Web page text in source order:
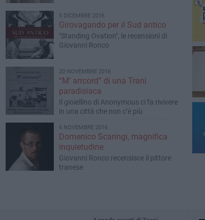
5 DICEMBRE 2016
Girovagando per il Sud antico
"Standing Ovation", le recensioni di
Giovanni Ronco
20 NOVEMBRE 2016
“M’ arrcord” di una Trani
paradisiaca
Il gioiellino di Anonymous ci fa rivivere
in una città che non c’è più
6 NOVEMBRE 2016
Domenico Scaringi, magnifica
inquietudine
Giovanni Ronco recensisce il pittore
tranese